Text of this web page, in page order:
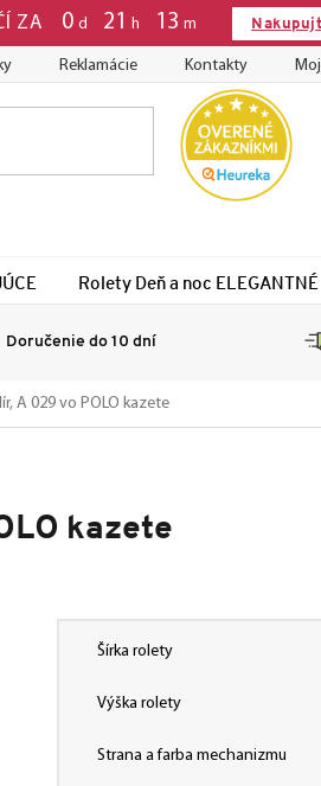
ZA 0 d 21 h 13 m
Reklamácie Kontakty
Rolety Deň a noc ELEGANTNÉ
Doručenie do 10 dní
A 029 vo POLO kazete
kazete
Šírka rolety
Výška rolety
Strana a farba mechanizmu